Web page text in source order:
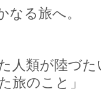
る旅へ。
人類が陸づ
旅のこと」